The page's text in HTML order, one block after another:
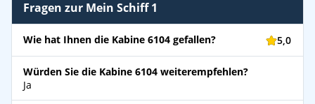
Fragen zur Mein Schiff 1
Wie hat Ihnen die Kabine 6104 gefallen? 5,0
Würden Sie die Kabine 6104 weiterempfehlen?
Ja